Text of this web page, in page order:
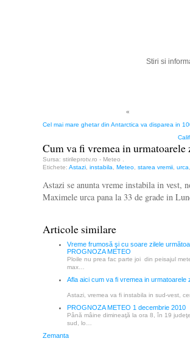
Stiri si
«
Cel mai mare ghetar din Antarctica va disparea in
Cum va fi vremea in urmatoarele
Sursa: stirileprotv.ro - Meteo
Etichete: Astazi instabila Meteo starea vremii urca
Astazi se anunta vreme instabila in vest,
Maximele urca pana la 33 de grade in
Articole similare
Vreme frumosă şi cu soare zilele
PROGNOZA METEO
Ploile nu prea fac parte joi din peisajul
max…
Afla aici cum va fi vremea in urmatoarele
Astazi, vremea va fi instabila in sud-vest,
PROGNOZA METEO 1 decembrie 2010
Până mâine dimineaţă la ora 8, în 19
sud, lo…
Zemanta